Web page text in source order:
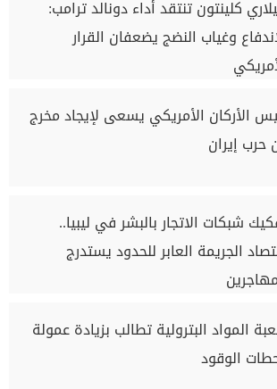
كلينتون تنتقد أداء دونالد ترامب:
وغياب النضج يضعفان القرار
الأركان الأمريكي يسعى لإيجاد مخرج
حرب إيران
شبكات الاتجار بالبشر في ليبيا..
الجريمة العابر للحدود يستدرج
المواد البترولية تطالب بزيادة عمولة
الوقود